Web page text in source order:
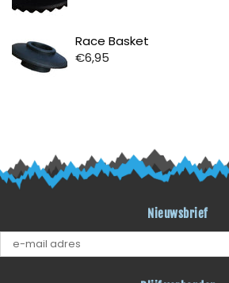
Race Basket
€6,95
Nieuwsbrief